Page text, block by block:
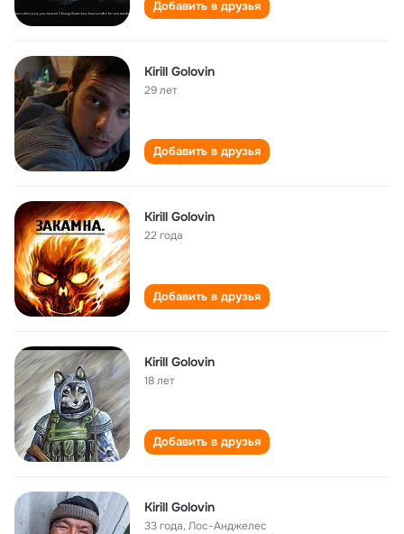
Добавить в друзья
Kirill Golovin
29 лет
Добавить в друзья
Kirill Golovin
22 года
Добавить в друзья
Kirill Golovin
18 лет
Добавить в друзья
Kirill Golovin
33 года,Лос-Анджелес